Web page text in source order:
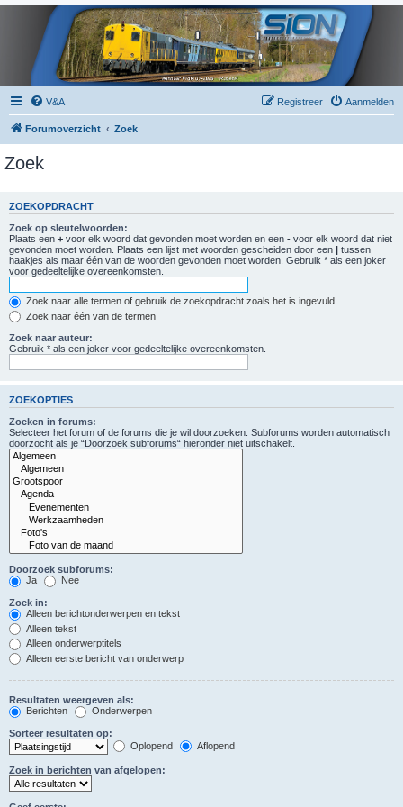
V&A Aanmelden
Registreer
Forumoverzicht Zoek
Zoek
ZOEKOPDRACHT
Zoek op sleutelwoorden:
Plaats een + voor elk woord dat gevonden moet worden en een - voor elk woord dat niet
gevonden moet worden. Plaats een lijst met woorden gescheiden door een | tussen
haakjes als maar één van de woorden gevonden moet worden. Gebruik * als een joker
voor gedeeltelijke overeenkomsten.
Zoek naar alle termen of gebruik de zoekopdracht zoals het is ingevuld
Zoek naar één van de termen
Zoek naar auteur:
Gebruik * als een joker voor gedeeltelijke overeenkomsten.
ZOEKOPTIES
Zoeken in forums:
Selecteer het forum of de forums die je wil doorzoeken. Subforums worden automatisch
doorzocht als je “Doorzoek subforums“ hieronder niet uitschakelt.
Doorzoek subforums:
Ja
Nee
Zoek in:
Alleen berichtonderwerpen en tekst
Alleen tekst
Alleen onderwerptitels
Alleen eerste bericht van onderwerp
Resultaten weergeven als:
Berichten
Onderwerpen
Sorteer resultaten op:
Oplopend
Aflopend
Zoek in berichten van afgelopen: